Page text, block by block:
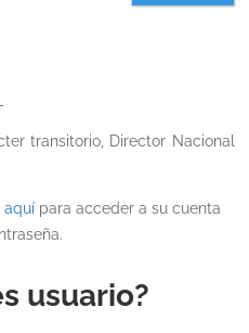
transitorio, Director Nacional
aquípara acceder a su cuenta
usuario?